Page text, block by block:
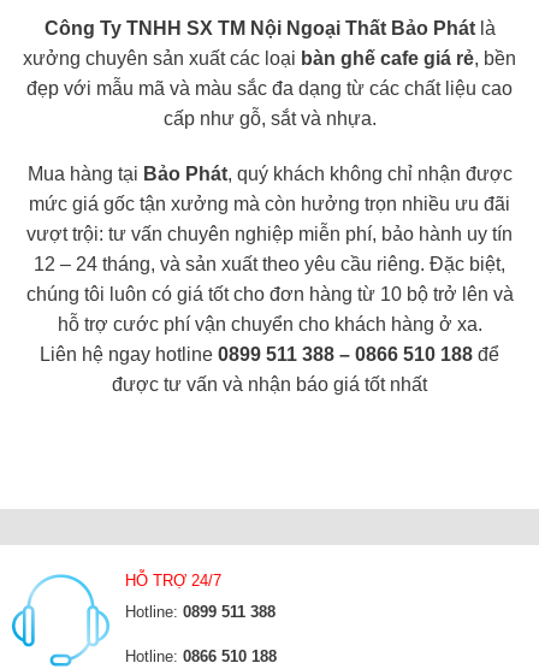
Công Ty TNHH SX TM Nội Ngoại Thất Bảo Phátlà
xưởng chuyên sản xuất các loại bàn ghế cafe giá rẻ, bền
đẹp với mẫu mã và màu sắc đa dạng từ các chất liệu cao
cấp như gỗ, sắt và nhựa.
Mua hàng tại Bảo Phát, quý khách không chỉ nhận được
mức giá gốc tận xưởng mà còn hưởng trọn nhiều ưu đãi
vượt trội: tư vấn chuyên nghiệp miễn phí, bảo hành uy tín
12 – 24 tháng, và sản xuất theo yêu cầu riêng. Đặc biệt,
chúng tôi luôn có giá tốt cho đơn hàng từ 10 bộ trở lên và
hỗ trợ cước phí vận chuyển cho khách hàng ở xa.
Liên hệ ngay hotline 0899 511 388 – 0866 510 188 để
được tư vấn và nhận báo giá tốt nhất
HỖ TRỢ 24/7
Hotline: 0899 511 388
Hotline: 0866 510 188